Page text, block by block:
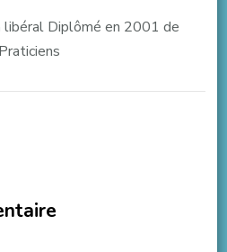
libéral Diplômé en 2001 de